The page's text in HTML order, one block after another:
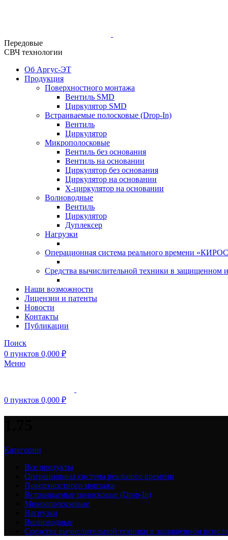
Передовые
СВЧ технологии
Об Аргус-ЭТ
Продукция
Поверхностного монтажа
Вентиль SMD
Циркулятор SMD
Встраиваемые полосковые (Drop-In)
Вентиль
Циркулятор
Микрополосковые
Вентиль без основания
Вентиль на основании
Циркулятор без основания
Циркулятор на основании
Х-циркулятор на основании
Волноводные
Вентиль
Циркулятор
Дуплексер
Нагрузки
Операционная система реального времени
Средства вычислительной техники в защищенном
Наши возможности
Лицензии и патенты
Новости
Контакты
Публикации
Поиск
0 пунктов 0,000 ₽
Меню
0 пунктов 0,000 ₽
Категории
Все продукты
Операционная система реального времени
Поверхностного монтажа
Встраиваемые полосковые (Drop-In)
Микрополосковые
Нагрузки
Волноводные
Средства вычислительной техники в защищенном